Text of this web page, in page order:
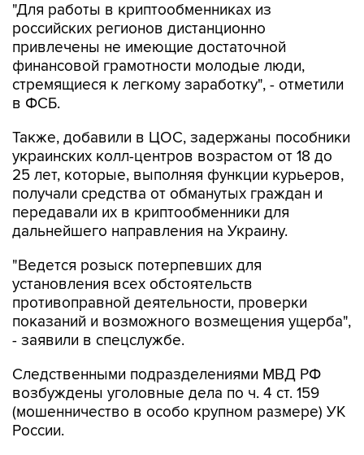
"Для работы в криптообменниках из
российских регионов дистанционно
привлечены не имеющие достаточной
финансовой грамотности молодые люди,
стремящиеся к легкому заработку", - отметили
в ФСБ.
Также, добавили в ЦОС, задержаны пособники
украинских колл-центров возрастом от 18 до
25 лет, которые, выполняя функции курьеров,
получали средства от обманутых граждан и
передавали их в криптообменники для
дальнейшего направления на Украину.
"Ведется розыск потерпевших для
установления всех обстоятельств
противоправной деятельности, проверки
показаний и возможного возмещения ущерба",
- заявили в спецслужбе.
Следственными подразделениями МВД РФ
возбуждены уголовные дела по ч. 4 ст. 159
(мошенничество в особо крупном размере) УК
России.